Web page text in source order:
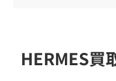
HERMES買